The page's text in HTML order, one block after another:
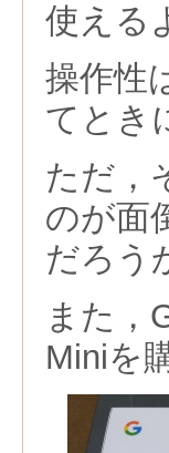
使える
操作性
てとき
ただ，
のが面
だろう
また，
Miniを